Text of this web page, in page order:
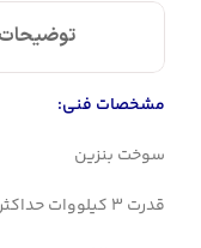
مشخصات فنی:
سوخت بنزین
قدرت 3 کیلووات حداکثر